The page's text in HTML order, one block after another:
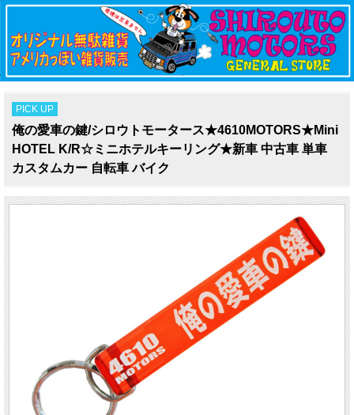
PICK UP
俺の愛車の鍵/シロウトモータース★4610MOTORS★Mini
HOTEL K/R☆ミニホテルキーリング★新車 中古車 単車
カスタムカー 自転車 バイク